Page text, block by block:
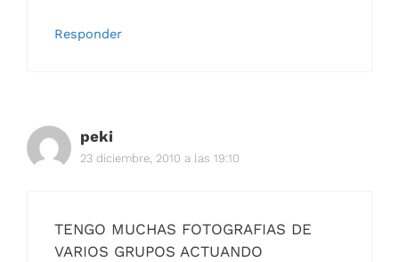
Responder
peki
23 diciembre, 2010 a las 19:10
TENGO MUCHAS FOTOGRAFIAS DE
VARIOS GRUPOS ACTUANDO